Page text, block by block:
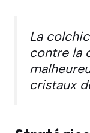
La
contre la
cristaux